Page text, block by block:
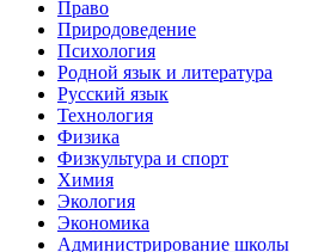
Право
Природоведение
Психология
Родной язык и литература
Русский язык
Технология
Физика
Физкультура и спорт
Химия
Экология
Экономика
Администрирование школы